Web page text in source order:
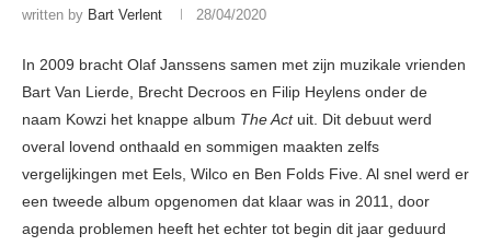
written by Bart Verlent 28/04/2020
In 2009 bracht Olaf Janssens samen met zijn muzikale vrienden
Bart Van Lierde, Brecht Decroos en Filip Heylens onder de
naam Kowzi het knappe album The Act uit. Dit debuut werd
overal lovend onthaald en sommigen maakten zelfs
vergelijkingen met Eels, Wilco en Ben Folds Five. Al snel werd er
een tweede album opgenomen dat klaar was in 2011, door
agenda problemen heeft het echter tot begin dit jaar geduurd